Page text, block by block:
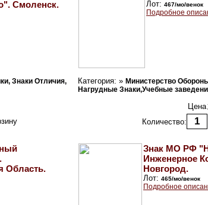
Смоленск.
Знаки Отличия,
Лот: 467/мо/венок
Подробное
Категория: » Министерство
Нагрудные Знаки,Учебные
Цена
Количество:
Область.
Знак МО РФ
Инженерное
Новгород.
Лот: 465/мо/венок
Подробное